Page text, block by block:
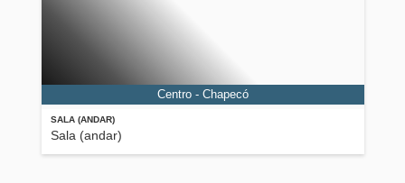
SALA (ANDAR)
Sala (andar)
Centro - Chapecó